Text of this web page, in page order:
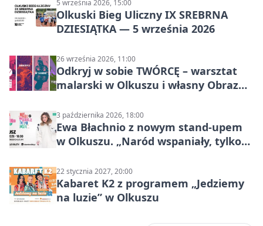
5 września 2026, 15:00
Olkuski Bieg Uliczny IX SREBRNA
DZIESIĄTKA — 5 września 2026
26 września 2026, 11:00
Odkryj w sobie TWÓRCĘ – warsztat
malarski w Olkuszu i własny Obraz
3 października 2026, 18:00
Ewa Błachnio z nowym stand-upem
w Olkuszu. „Naród wspaniały, tylko
22 stycznia 2027, 20:00
Kabaret K2 z programem „Jedziemy
na luzie” w Olkuszu